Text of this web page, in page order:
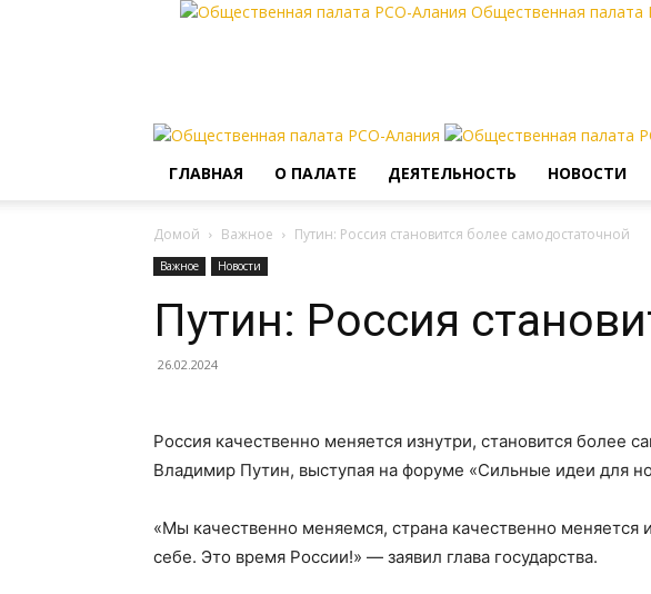
Общественная палата
ГЛАВНАЯ О ПАЛАТЕ ДЕЯТЕЛЬНОСТЬ НОВОСТИ
Домой Важное Путин: Россия становится более самодостаточной
Важное Новости
Путин: Россия
26.02.2024
Россия качественно меняется изнутри, становится более
Владимир Путин, выступая на форуме «Сильные идеи для
«Мы качественно меняемся, страна качественно меняется
себе. Это время России!» — заявил глава государства.